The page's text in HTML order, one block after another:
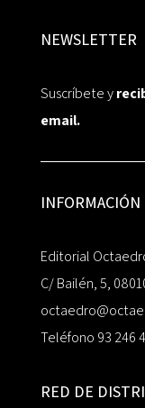
NEWSLETTER
Suscríbete y
email.
Editorial
C/ Bailén, 5,
Teléfono 93 246
RED DE